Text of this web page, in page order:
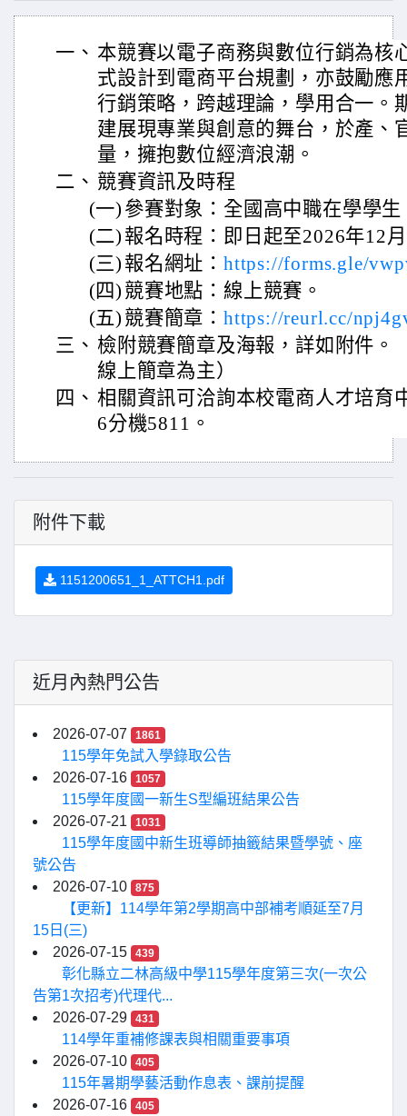
一、 本競賽以電子商務與數位行銷為核
式設計到電商平台規劃，亦鼓勵應
行銷策略，跨越理論，學用合一。
建展現專業與創意的舞台，於產、
量，擁抱數位經濟浪潮。
二、 競賽資訊及時程
(一) 參賽對象：全國高中職在學學生
(二) 報名時程：即日起至2026年12
(三) 報名網址： https://forms.gle/
(四) 競賽地點：線上競賽。
(五) 競賽簡章： https://reurl.cc/
三、 檢附競賽簡章及海報，詳如附件。
線上簡章為主）
四、 相關資訊可洽詢本校電商人才培育
6分機5811。
附件下載
1151200651_1_ATTCH1.pdf
近月內熱門公告
2026-07-07 1861
115學年免試入學錄取公告
2026-07-16
1057
115學年度國一新生S型編班結果公告
2026-07-21
1031
115學年度國中新生班導師抽籤結果暨學號、座
號公告
2026-07-10
875
【更新】114學年第2學期高中部補考順延至7月
15日(三)
2026-07-15
439
彰化縣立二林高級中學115學年度第三次(一次公
告第1次招考)代理代...
2026-07-29
431
114學年重補修課表與相關重要事項
2026-07-10
405
115年暑期學藝活動作息表、課前提醒
2026-07-16
405